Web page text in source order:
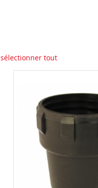
sélectionner tout